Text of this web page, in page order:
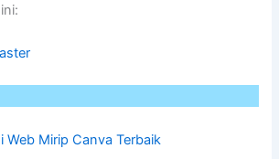
Web Mirip Canva Terbaik